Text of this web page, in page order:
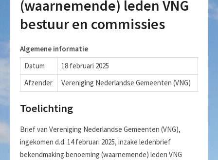
(waarnemende) leden VNG
bestuur en commissies
Algemene informatie
Datum
18 februari 2025
Afzender
Vereniging Nederlandse Gemeenten (VNG)
Toelichting
Brief van Vereniging Nederlandse Gemeenten (VNG),
ingekomen d.d. 14 februari 2025, inzake ledenbrief
bekendmaking benoeming (waarnemende) leden VNG